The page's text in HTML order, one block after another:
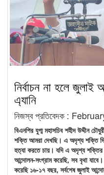
নির্বাচন না হলে জুলাই
এ্যানি
নিজস্ব প্রতিবেদক :
বিএনপির যুগ্ম মহাসচিব শহীদ উদ্দীন
শক্তি আমরা দেখছি। এ অদৃশ্য শক্তি
হত্যা করতে চায়। যদি এ অদৃশ্য শক্তির
আন্দোলন-সংগ্রাম করেছি, সব বৃথা
করেছি ১৬-১৭ বছর, সর্বশেষ জুলাই